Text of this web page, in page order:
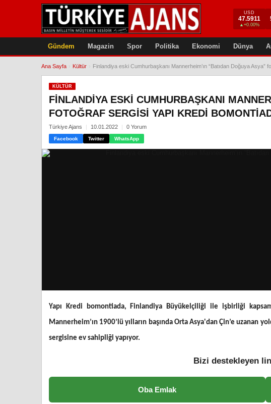
USD
47.5911
▲+0.00%
Gündem Magazin Spor Politika Ekonomi Dünya
Ana Sayfa Kültür Finlandiya eski Cumhurbaşkanı Mannerheim’ın “Batıdan Doğuya Asya”
KÜLTÜR
FINLANDIYA ESKI CUMHURBAŞKANI
FOTOĞRAF SERGISI YAPI KREDI
Türkiye Ajans 10.01.2022 0 Yorum
Facebook Twitter WhatsApp
Yapı Kredi bomontiada, Finlandiya Büyükelçiliği ile işbirliği
Mannerheim’ın 1900’lü yılların başında Orta Asya'dan Çin’e uzanan
sergisine ev sahipliği yapıyor.
Bizi destekleyen
Oba Emlak